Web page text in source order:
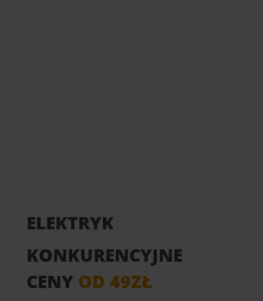
ELEKTRYK
KONKURENCYJNE
CENY OD 49ZŁ